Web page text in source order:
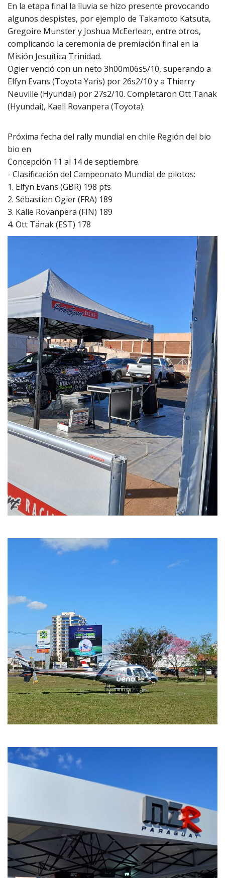
En la etapa final la lluvia se hizo presente provocando
algunos despistes, por ejemplo de Takamoto Katsuta,
Gregoire Munster y Joshua McEerlean, entre otros,
complicando la ceremonia de premiación final en la
Misión Jesuítica Trinidad.
Ogier venció con un neto 3h00m06s5/10, superando a
Elfyn Evans (Toyota Yaris) por 26s2/10 y a Thierry
Neuville (Hyundai) por 27s2/10. Completaron Ott Tanak
(Hyundai), Kaell Rovanpera (Toyota).
Próxima fecha del rally mundial en chile Región del bio
bio en
Concepción 11 al 14 de septiembre.
- Clasificación del Campeonato Mundial de pilotos:
1. Elfyn Evans (GBR) 198 pts
2. Sébastien Ogier (FRA) 189
3. Kalle Rovanperä (FIN) 189
4. Ott Tänak (EST) 178